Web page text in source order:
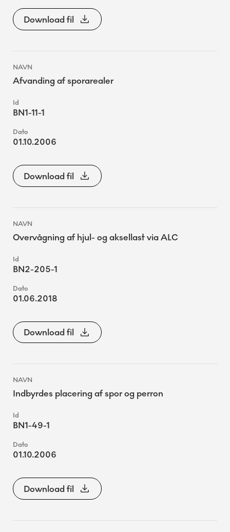
Download fil
Afvanding af sporarealer
BN1-11-1
01.10.2006
Download fil
Overvågning af hjul- og aksellast via ALC
BN2-205-1
01.06.2018
Download fil
Indbyrdes placering af spor og perron
BN1-49-1
01.10.2006
Download fil